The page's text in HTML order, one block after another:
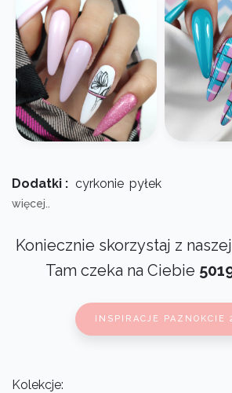
Dodatki : cyrkonie pyłek
więcej..
Koniecznie skorzystaj z
Tam czeka na Ciebie
INSPIRACJE PAZNOKCIE
Kolekcje: